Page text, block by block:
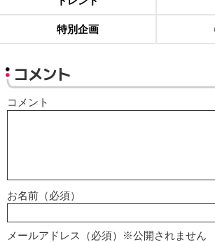
特別企画
コメント
コメント
お名前（必須）
メールアドレス（必須）※公開されません